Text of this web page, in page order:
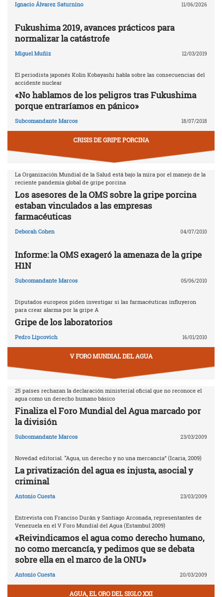
Ignacio Álvarez Saturnino 11/06/2026
Fukushima 2019, avances prácticos para
normalizar la catástrofe
Miguel Muñiz 12/03/2019
El periodista japonés Kolin Kobayashi habla sobre las consecuencias del
accidente nuclear
«No hablamos de los peligros tras Fukushima
porque entraríamos en pánico»
Subcomandante Marcos 18/07/2018
CRISIS DE GRIPE PORCINA
La Organización Mundial de la Salud está bajo la mira por el manejo de la
reciente pandemia global de gripe porcina
Los asesores de la OMS sobre la gripe porcina
estaban vinculados a las empresas
farmacéuticas
Deborah Cohen 04/07/2010
Informe: la OMS exageró la amenaza de la gripe
H1N
Subcomandante Marcos 05/06/2010
Diputados europeos piden investigar si las farmacéuticas influyeron
para crear alarma por la gripe A
Gripe de los laboratorios
Pedro Lipcovich 16/01/2010
V FORO MUNDIAL DEL AGUA
25 países rechazan la declaración ministerial oficial que no reconoce el
agua como un derecho humano básico
Finaliza el Foro Mundial del Agua marcado por
la división
Subcomandante Marcos 23/03/2009
Novedad editorial. “Agua, un derecho y no una mercancía” (Icaria, 2009)
La privatización del agua es injusta, asocial y
criminal
Antonio Cuesta 23/03/2009
Entrevista con Franciso Durán y Santiago Arconada, representantes de
Venezuela en el V Foro Mundial del Agua (Estambul 2009)
«Reivindicamos el agua como derecho humano,
no como mercancía, y pedimos que se debata
sobre ella en el marco de la ONU»
Antonio Cuesta 20/03/2009
AGUA, EL ORO DEL SIGLO XXI